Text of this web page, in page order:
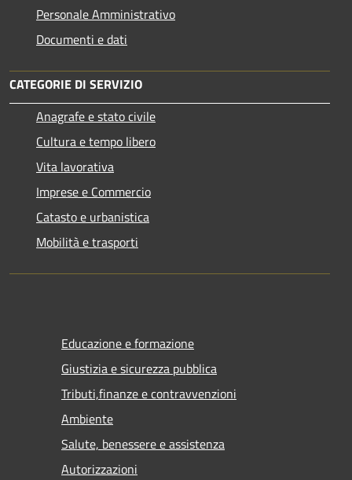
Personale Amministrativo
Documenti e dati
CATEGORIE DI SERVIZIO
Anagrafe e stato civile
Cultura e tempo libero
Vita lavorativa
Imprese e Commercio
Catasto e urbanistica
Mobilità e trasporti
Educazione e formazione
Giustizia e sicurezza pubblica
Tributi,finanze e contravvenzioni
Ambiente
Salute, benessere e assistenza
Autorizzazioni